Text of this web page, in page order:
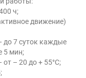
ч;
движение)
до 7 суток каждые
5 мин;
– 20 до + 55°С;